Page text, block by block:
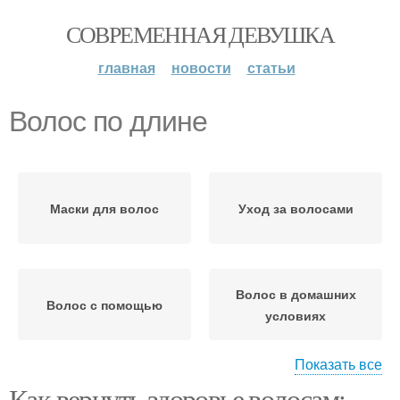
СОВРЕМЕННАЯ ДЕВУШКА
главная новости статьи
Волос по длине
Маски для волос Уход за волосами
Волос с помощью
Волос в домашних
условиях
Показать все